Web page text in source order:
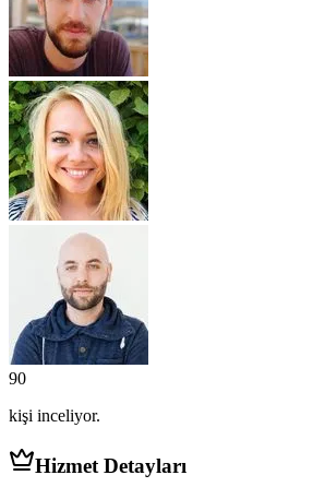
90
kişi inceliyor.
Hizmet Detayları